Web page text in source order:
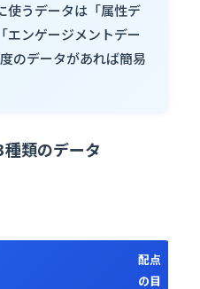
使うデータは「属性デ
エンゲージメントデー
のデータがあれば簡易
類のデータ
配点
の目